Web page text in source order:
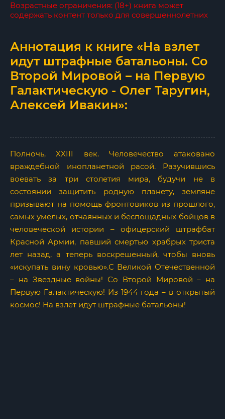
Возрастные ограничения: (18+) книга может
содержать контент только для совершеннолетних
Аннотация к книге «На взлет
идут штрафные батальоны. Со
Второй Мировой – на Первую
Галактическую - Олег Таругин,
Алексей Ивакин»:
Полночь, XXIII век. Человечество атаковано
враждебной инопланетной расой. Разучившись
воевать за три столетия мира, будучи не в
состоянии защитить родную планету, земляне
призывают на помощь фронтовиков из прошлого,
самых умелых, отчаянных и беспощадных бойцов в
человеческой истории – офицерский штрафбат
Красной Армии, павший смертью храбрых триста
лет назад, а теперь воскрешенный, чтобы вновь
«искупать вину кровью».С Великой Отечественной
– на Звездные войны! Со Второй Мировой – на
Первую Галактическую! Из 1944 года – в открытый
космос! На взлет идут штрафные батальоны!